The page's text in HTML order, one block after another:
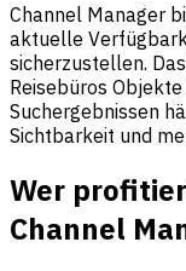
Channel Manager
aktuelle
sicherzustellen.
Reisebüros
Suchergebnissen
Sichtbarkeit und
Wer
Channel